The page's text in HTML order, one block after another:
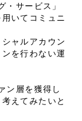
サービス」
いてコミュニ
ャルアカウン
を行わない運
ン層を獲得し
えてみたいと